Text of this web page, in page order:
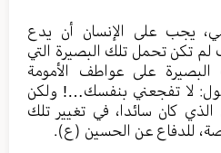
يجب على الإنسان أن يدع
لم تكن تحمل تلك البصيرة التي
البصيرة على عواطف الأمومة
لا تفجعني بنفسك…! ولكن
الذي كان سائدا، في تغيير تلك
للدفاع عن الحسين (ع).